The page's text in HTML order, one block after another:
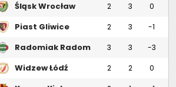
Śląsk Wrocław 2 3 0
Piast Gliwice 2 3 -1
Radomiak Radom 3 3 -3
Widzew Łódź 2 2 0